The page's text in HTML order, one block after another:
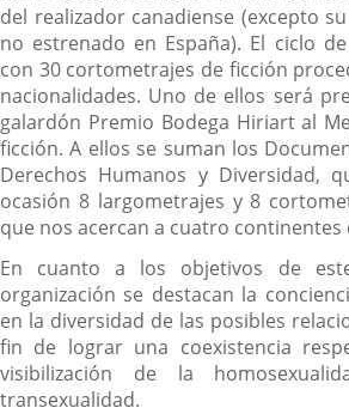
del realizador canadiense (excepto
no estrenado en España). El ciclo
con 30 cortometrajes de ficción
nacionalidades. Uno de ellos será
galardón Premio Bodega Hiriart al
ficción. A ellos se suman los
Derechos Humanos y Diversidad,
ocasión 8 largometrajes y 8
que nos acercan a cuatro continentes
En cuanto a los objetivos de
organización se destacan la
en la diversidad de las posibles
fin de lograr una coexistencia
visibilización de la
transexualidad.